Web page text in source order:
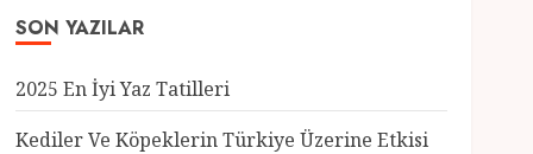
SON YAZILAR
2025 En İyi Yaz Tatilleri
Kediler Ve Köpeklerin Türkiye Üzerine Etkisi